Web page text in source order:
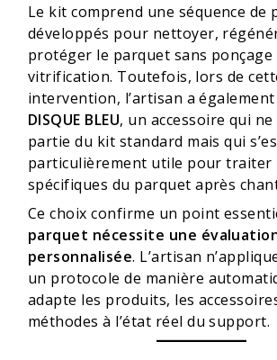
Le kit comprend une séquence de
développés pour nettoyer,
protéger le parquet sans
vitrification. Toutefois, lors de
intervention, l’artisan a
DISQUE BLEU, un accessoire qui
partie du kit standard mais qui
particulièrement utile pour traiter
spécifiques du parquet après
Ce choix confirme un point
parquet nécessite une
personnalisée. L’artisan
un protocole de manière
adapte les produits, les
méthodes à l’état réel du support.